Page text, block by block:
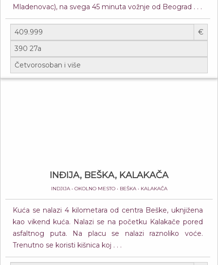
Mladenovac), na svega 45 minuta vožnje od Beograd . . .
€
INĐIJA, BEŠKA, KALAKAČA
INDJIJA • OKOLNO MESTO • BEŠKA • KALAKAČA
Kuća se nalazi 4 kilometara od centra Beške, uknjižena
kao vikend kuća. Nalazi se na početku Kalakače pored
asfaltnog puta. Na placu se nalazi raznoliko voće.
Trenutno se koristi kišnica koj . . .